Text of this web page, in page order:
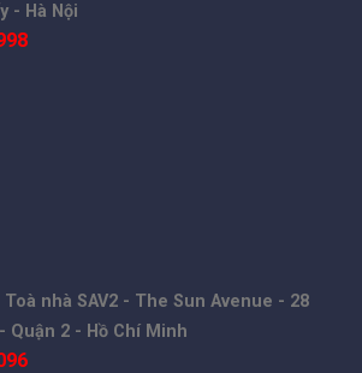
- Hà Nội
nhà SAV2 - The Sun Avenue - 28
Quận 2 - Hồ Chí Minh